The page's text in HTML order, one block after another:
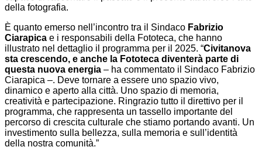
della fotografia.
È quanto emerso nell’incontro tra il Sindaco Fabrizio
Ciarapica e i responsabili della Fototeca, che hanno
illustrato nel dettaglio il programma per il 2025. “Civitanova
sta crescendo, e anche la Fototeca diventerà parte di
questa nuova energia – ha commentato il Sindaco Fabrizio
Ciarapica –. Deve tornare a essere uno spazio vivo,
dinamico e aperto alla città. Uno spazio di memoria,
creatività e partecipazione. Ringrazio tutto il direttivo per il
programma, che rappresenta un tassello importante del
percorso di crescita culturale che stiamo portando avanti. Un
investimento sulla bellezza, sulla memoria e sull’identità
della nostra comunità.”